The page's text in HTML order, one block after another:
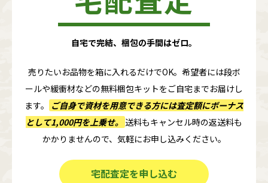
自宅で完結、梱包の手間はゼロ。
売りたいお品物を箱に入れるだけでOK。希望者には段ボ
ールや緩衝材などの無料梱包キットをご自宅までお届けし
ます。
ご自身で資材を用意できる方には査定額にボーナス
として1,000円を上乗せ。 送料もキャンセル時の返送料も
かかりませんので、気軽にお申し込みください。
宅配査定を申し込む